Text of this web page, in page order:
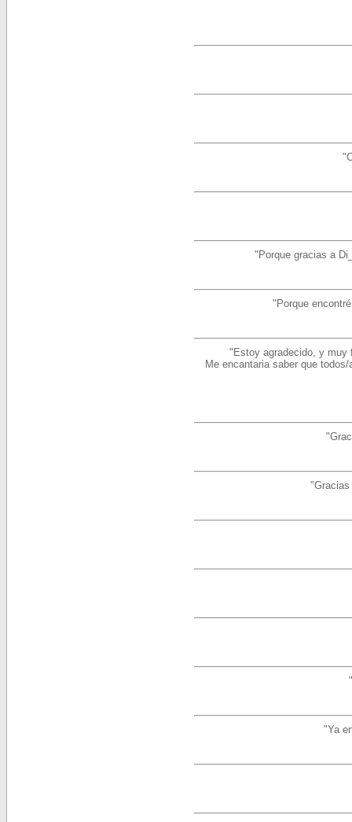
"Porque gracias a
"Porque
"Estoy agradecido, y muy
Me encantaria saber que
"Ya